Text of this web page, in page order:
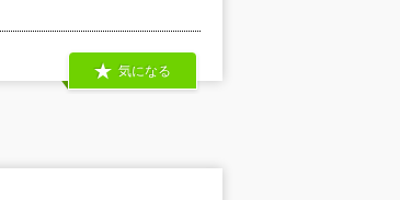
気になる